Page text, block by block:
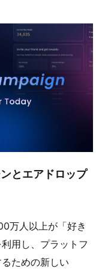
とエアドロップ
万人以上が「好き
用し、プラットフ
ための新しい